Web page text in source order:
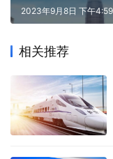
2023年9月8日 下午4:59
相关推荐